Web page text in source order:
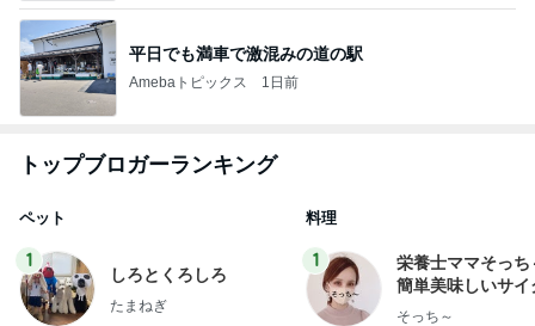
平日でも満車で激混みの道の駅
Amebaトピックス 1日前
トップブロガーランキング
ペット
1
しろとくろしろ
たまねぎ
料理
1
栄養士ママそっち
簡単美味しいサイ
献立
そっち～